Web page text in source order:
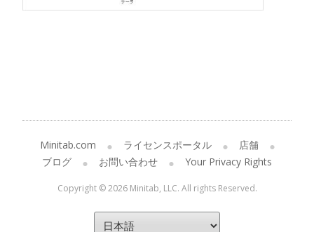
Minitab.com ライセンスポータル
店舗
ブログ
お問い合わせ Your Privacy Rights
Copyright © 2026 Minitab, LLC. All rights Reserved.